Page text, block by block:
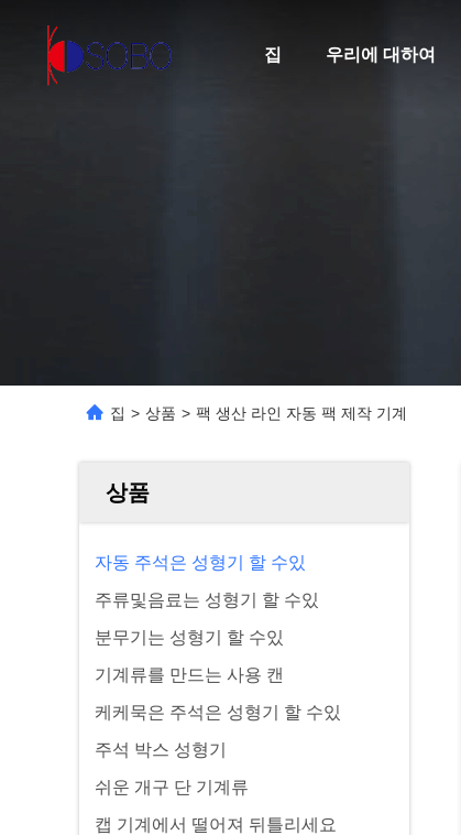
집 우리에 대하여
집 > 상품 > 팩 생산 라인 자동 팩 제작 기계
상품
자동 주석은 성형기 할 수있
주류및음료는 성형기 할 수있
분무기는 성형기 할 수있
기계류를 만드는 사용 캔
케케묵은 주석은 성형기 할 수있
주석 박스 성형기
쉬운 개구 단 기계류
캡 기계에서 떨어져 뒤틀리세요